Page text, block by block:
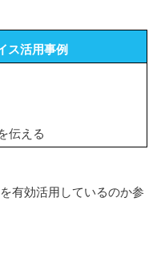
ス活用事例
伝える
有効活用しているのか参